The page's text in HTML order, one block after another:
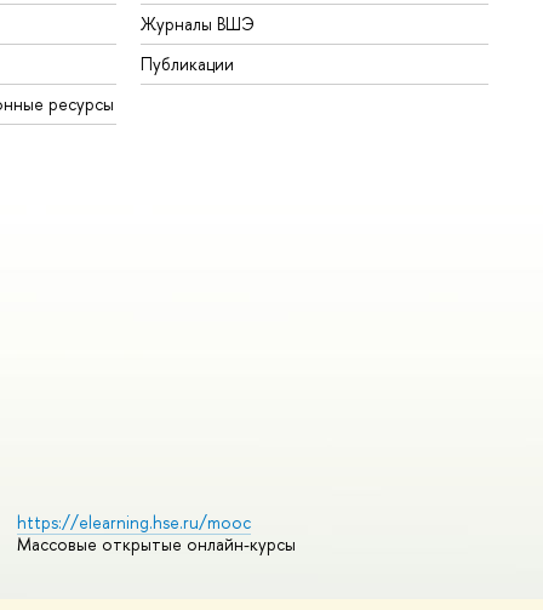
ресурсы
Журналы ВШЭ
Публикации
https://elearning.hse.ru/mooc
Массовые открытые онлайн-курсы